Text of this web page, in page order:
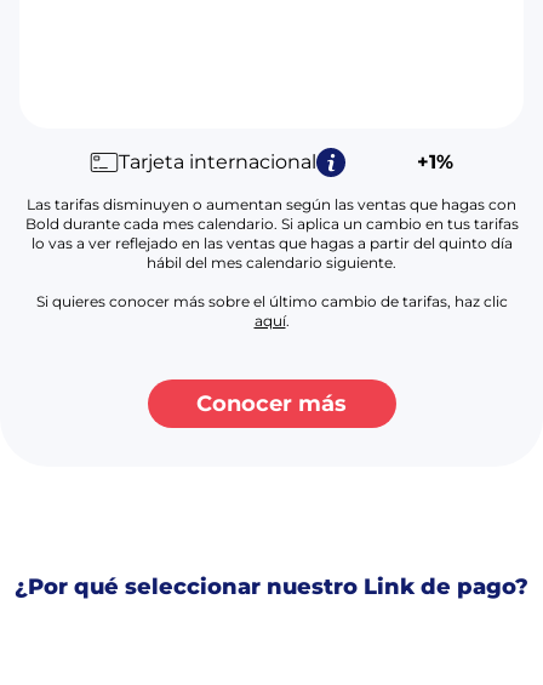
Tarjeta internacional +1%
Las tarifas disminuyen o aumentan según las ventas que hagas con
Bold durante cada mes calendario. Si aplica un cambio en tus tarifas
lo vas a ver reflejado en las ventas que hagas a partir del quinto día
hábil del mes calendario siguiente.
Si quieres conocer más sobre el último cambio de tarifas, haz clic
aquí.
Conocer más
¿Por qué seleccionar nuestro Link de pago?